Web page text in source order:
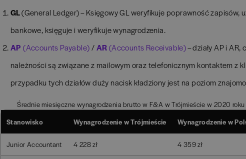
GL(General Ledger) – Księgowy GL weryfikuje poprawność zapisów,
bankowe, księguje i weryfikuje wynagrodzenia.
AP (Accounts Payable)/AR(Accounts Receivable)– działy AP i AR,
należności są związane z mailowym oraz telefonicznym kontaktem z
przypadku tych działów duży nacisk kładziony jest na poziom
Średnie miesięczne wynagrodzenia brutto w F&A w Trójmieście w 2020 roku
Stanowisko
Wynagrodzenie w Trójmieście Wynagrodzenie w
Junior Accountant 4 228 zł 4 359 zł